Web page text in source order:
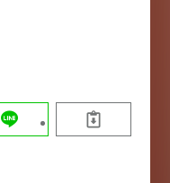
～投資される事業の